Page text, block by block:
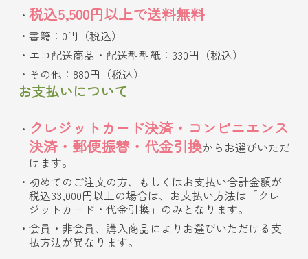
税込5,500円以上で送料無料
書籍：0円（税込）
エコ配送商品・配送型型紙：330円（税込）
その他：880円（税込）
お支払いについて
クレジットカード決済・コンビニエンス
決済・郵便振替・代金引換からお選びいただ
けます。
初めてのご注文の方、もしくはお支払い合計金額が
税込33,000円以上の場合は、お支払い方法は「クレ
ジットカード・代金引換」のみとなります。
会員・非会員、購入商品によりお選びいただける支
払方法が異なります。